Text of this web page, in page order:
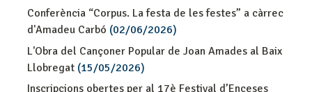
Conferència “Corpus. La festa de les festes” a càrrec
d'Amadeu Carbó (02/06/2026)
L'Obra del Cançoner Popular de Joan Amades al Baix
Llobregat (15/05/2026)
Inscripcions obertes per al 17è Festival d’Enceses